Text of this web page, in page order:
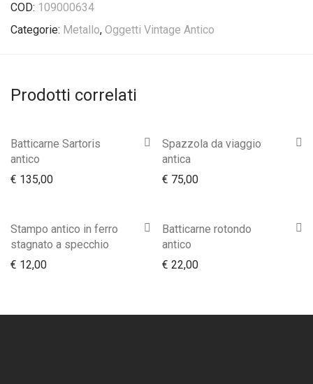
COD: 109000634
Categorie: Metallo, Oggetti Vintage Antico
Prodotti correlati
Batticarne Sartoris
antico
€ 135,00
Spazzola da viaggio
antica
€ 75,00
Stampo antico in ferro
stagnato a specchio
€ 12,00
Batticarne rotondo
antico
€ 22,00